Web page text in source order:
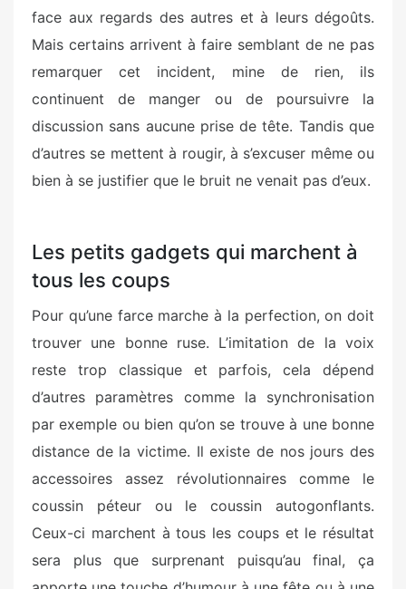
face aux regards des autres et à leurs dégoûts.
Mais certains arrivent à faire semblant de ne pas
remarquer cet incident, mine de rien, ils
continuent de manger ou de poursuivre la
discussion sans aucune prise de tête. Tandis que
d’autres se mettent à rougir, à s’excuser même ou
bien à se justifier que le bruit ne venait pas d’eux.
Les petits gadgets qui marchent à
tous les coups
Pour qu’une farce marche à la perfection, on doit
trouver une bonne ruse. L’imitation de la voix
reste trop classique et parfois, cela dépend
d’autres paramètres comme la synchronisation
par exemple ou bien qu’on se trouve à une bonne
distance de la victime. Il existe de nos jours des
accessoires assez révolutionnaires comme le
coussin péteur ou le coussin autogonflants.
Ceux-ci marchent à tous les coups et le résultat
sera plus que surprenant puisqu’au final, ça